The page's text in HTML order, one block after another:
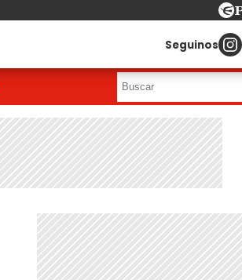
Seguinos